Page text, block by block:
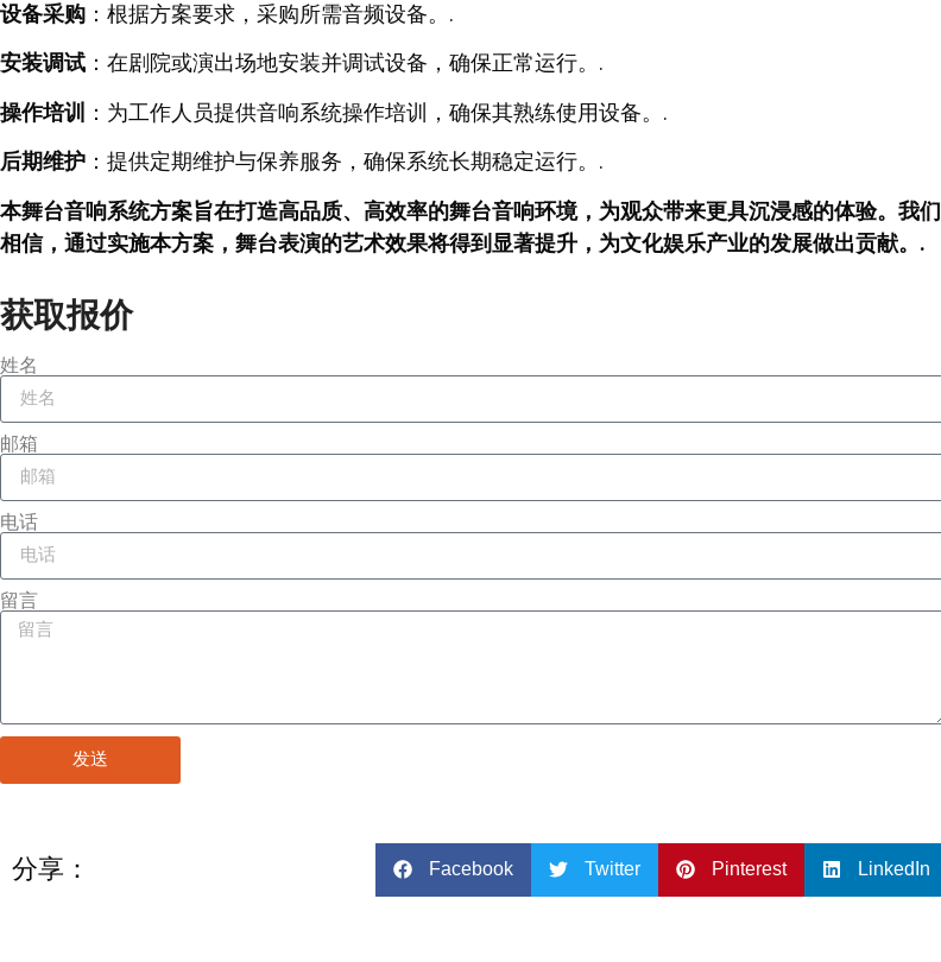
设备采购 ：根据方案要求，采购所需音频设备。.
安装调试 ：在剧院或演出场地安装并调试设备，确保正常运行。.
操作培训 ：为工作人员提供音响系统操作培训，确保其熟练使用设备。.
后期维护 ：提供定期维护与保养服务，确保系统长期稳定运行。.
本舞台音响系统方案旨在打造高品质、高效率的舞台音响环境，为观众带来更具沉浸感的体验。我们
相信，通过实施本方案，舞台表演的艺术效果将得到显著提升，为文化娱乐产业的发展做出贡献。.
获取报价
姓名
邮箱
电话
留言
发送
分享： Facebook Twitter Pinterest LinkedIn